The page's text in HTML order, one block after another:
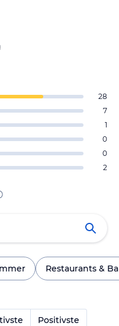
28
7
1
0
0
2
Restaurants &
Positivste